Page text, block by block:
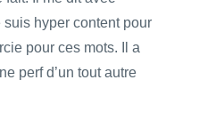
suis hyper content pour
pour ces mots. Il a
perf d’un tout autre